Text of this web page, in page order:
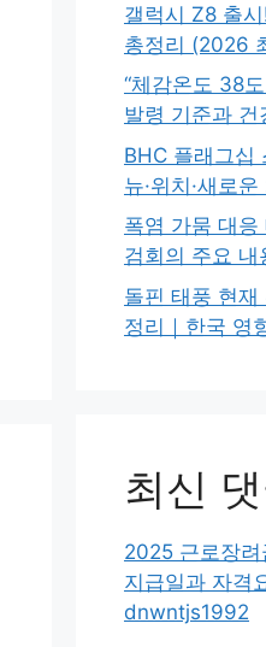
갤럭시 Z8 출시
총정리 (2026
“체감온도 38
발령 기준과 건
BHC 플래그십
뉴·위치·새로
폭염 가뭄 대응
검회의 주요 내
돌핀 태풍 현
정리｜한국 영
최신
2025 근로장
지급일과 자격
dnwntjs1992